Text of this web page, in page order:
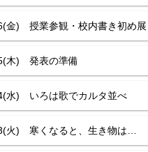
金) 授業参観・校内書き初め展
木) 発表の準備
水) いろは歌でカルタ並べ
火) 寒くなると、生き物は…